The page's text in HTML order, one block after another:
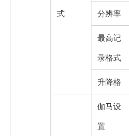
式
分辨率
最高记
录格式
升降格
伽马设
置